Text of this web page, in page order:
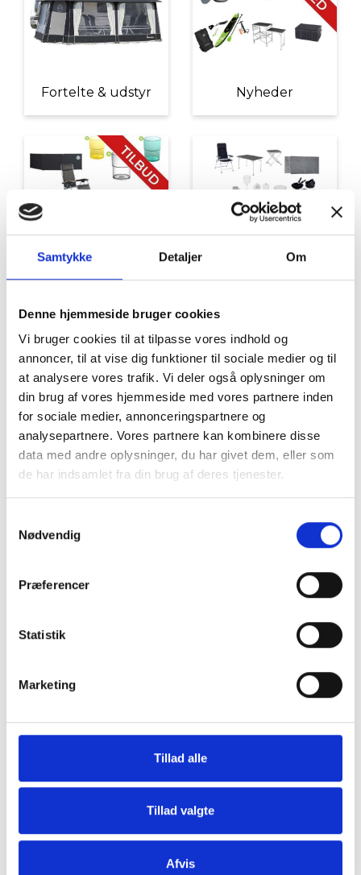
Samtykke Detaljer Om
Denne hjemmeside bruger cookies
Vi bruger cookies til at tilpasse vores indhold og
annoncer, til at vise dig funktioner til sociale medier og til
at analysere vores trafik. Vi deler også oplysninger om
din brug af vores hjemmeside med vores partnere inden
for sociale medier, annonceringspartnere og
analysepartnere. Vores partnere kan kombinere disse
data med andre oplysninger, du har givet dem, eller som
de har indsamlet fra din brug af deres tjenester.
Nødvendig
Præferencer
Statistik
Marketing
Tillad alle
Tillad valgte
Afvis
Fortelte & udstyr Nyheder
Tilbud Autocamper udstyr
Møbler Omnia
Udvendigt Udstyr Camp System